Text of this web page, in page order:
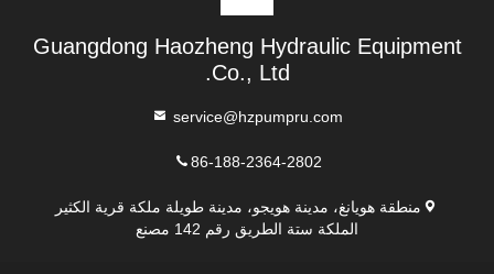
Guangdong Haozheng Hydraulic Equipment
Co., Ltd.
service@hzpumpru.com
86-188-2364-2802
منطقة هويانغ، مدينة هويجو، مدينة طويلة ملكة قرية الكثير
الملكة ستة الطريق رقم 142 مصنع